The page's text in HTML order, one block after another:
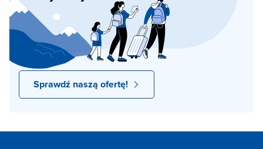
Sprawdź naszą ofertę!